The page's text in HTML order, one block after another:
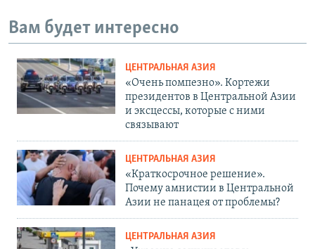
Вам будет интересно
ЦЕНТРАЛЬНАЯ АЗИЯ
«Очень помпезно». Кортежи
президентов в Центральной Азии
и эксцессы, которые с ними
связывают
ЦЕНТРАЛЬНАЯ АЗИЯ
«Краткосрочное решение».
Почему амнистии в Центральной
Азии не панацея от проблемы?
ЦЕНТРАЛЬНАЯ АЗИЯ